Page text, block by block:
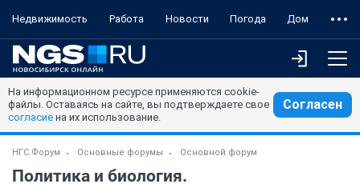
Недвижимость Работа Новости Погода Дом
На информационном ресурсе применяются cookie-
файлы. Оставаясь на сайте, вы подтверждаете свое
согласие на их использование.
Согласен
НГС.Форум Основные форумы Основной форум
Политика и биология.